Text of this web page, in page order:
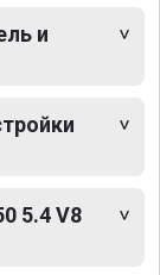
и
5.4 V8